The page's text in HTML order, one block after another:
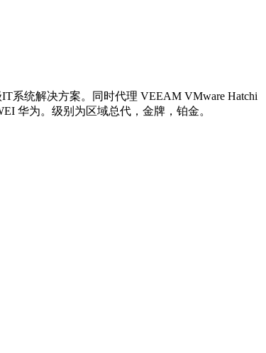
系统解决方案。同时代理 VEEAM VMware Hatchi
华为。级别为区域总代，金牌，铂金。